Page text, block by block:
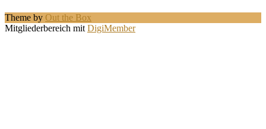
Theme by Out the Box
Mitgliederbereich mit DigiMember